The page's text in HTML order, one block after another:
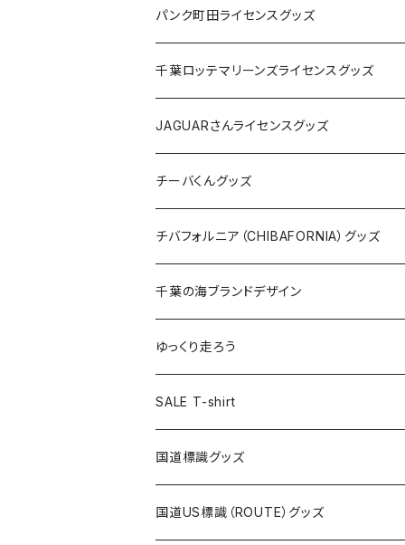
ステッカー
缶バッジ
ホテルキーホルダー
缶バッジ
アクリルキーホルダー
ホテルキーホルダー
クリアファイル
Tシャツ
キャップ
トートバッグ
ランチバッグ
エコバッグ
Tシャツ
キャップ
バッグ
ステッカー
缶バッジ
キーホルダー
クリアファイル
パンク町田ライセンスグッズ
Tシャツ
キャップ
バッグ
ステッカー
缶バッジ
キーホルダー
クリアファイル
千葉ロッテマリーンズライセンスグッズ
ステッカー
ステッカー
ステッカー大
缶バッジ
缶バッジ32mm
缶バッジ54mm
エコバッグ
JAGUARさんコラボグッズ
Tシャツ
ステッカー
サコッシュ
ホテルキーホルダー
モーテルキーホルダー
トートバッグ
JAGUARさんライセンスグッズ
Tシャツ
ステッカー
缶バッジ
クリアファイル
マスク
エコバッグ
千葉ロッテマリーンズコラボ
チーバくんグッズ
Tシャツ
キャップ
エコバッグ
ステッカー
モーテルキーホルダー
ホテルキーホルダー
チバフォルニア（CHIBAFORNIA）グッズ
Tシャツ
キャップ
ステッカー
ホテルキーホルダー
千葉の海ブランドデザイン
Tシャツ
キャップ
ステッカー
ゆっくり走ろう
Tシャツ
ステッカー
ホテルキーホルダー
SALE T-shirt
国道標識グッズ
ステッカー
国道US標識（ROUTE）グッズ